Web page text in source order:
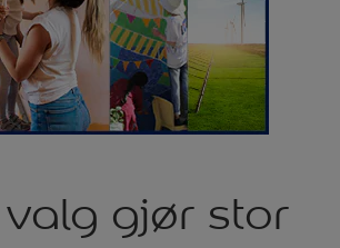
gjør stor